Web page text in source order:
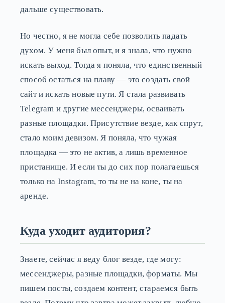
дальше существовать.
Но честно, я не могла себе позволить падать
духом. У меня был опыт, и я знала, что нужно
искать выход. Тогда я поняла, что единственный
способ остаться на плаву — это создать свой
сайт и искать новые пути. Я стала развивать
Telegram и другие мессенджеры, осваивать
разные площадки. Присутствие везде, как спрут,
стало моим девизом. Я поняла, что чужая
площадка — это не актив, а лишь временное
пристанище. И если ты до сих пор полагаешься
только на Instagram, то ты не на коне, ты на
аренде.
Куда уходит аудитория?
Знаете, сейчас я веду блог везде, где могу:
мессенджеры, разные площадки, форматы. Мы
пишем посты, создаем контент, стараемся быть